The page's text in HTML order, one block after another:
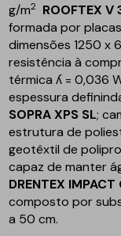
g/m2 ROOFTEX
formada por
dimensões 1250 x
resistência à
térmica ʎ = 0,036
espessura
SOPRA XPS SL;
estrutura de
geotêxtil de
capaz de manter
DRENTEX IMPACT
composto por
a 50 cm.